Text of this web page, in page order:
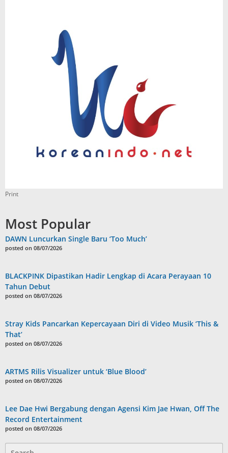
Print
Most Popular
DAWN Luncurkan Single Baru ‘Too Much’
posted on 08/07/2026
BLACKPINK Dipastikan Hadir Lengkap di Acara Perayaan 10
Tahun Debut
posted on 08/07/2026
Stray Kids Pancarkan Kepercayaan Diri di Video Musik ‘This &
That’
posted on 08/07/2026
ARTMS Rilis Visualizer untuk ‘Blue Blood’
posted on 08/07/2026
Lee Dae Hwi Bergabung dengan Agensi Kim Jae Hwan, Off The
Record Entertainment
posted on 08/07/2026